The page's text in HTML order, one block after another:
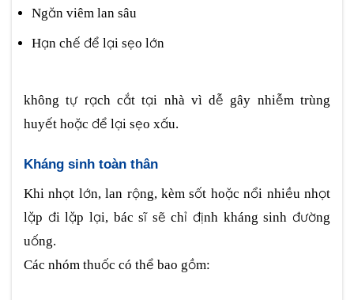
Ngăn viêm lan sâu
Hạn chế để lại sẹo lớn
không tự rạch cắt tại nhà vì dễ gây nhiễm trùng
huyết hoặc để lại sẹo xấu.
Kháng sinh toàn thân
Khi nhọt lớn, lan rộng, kèm sốt hoặc nổi nhiều nhọt
lặp đi lặp lại, bác sĩ sẽ chỉ định kháng sinh đường
uống.
Các nhóm thuốc có thể bao gồm: